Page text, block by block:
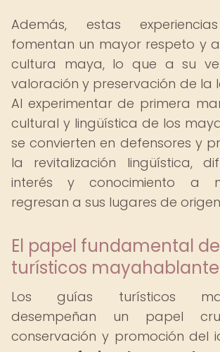
Además, estas
fomentan un mayor respeto y
cultura maya, lo que a su
valoración y preservación de la
Al experimentar de primera
cultural y lingüística de los
se convierten en defensores y
la revitalización lingüística,
interés y conocimiento a
regresan a sus lugares de
El papel fundamental
turísticos
Los guías turísticos
desempeñan un papel
conservación y promoción del